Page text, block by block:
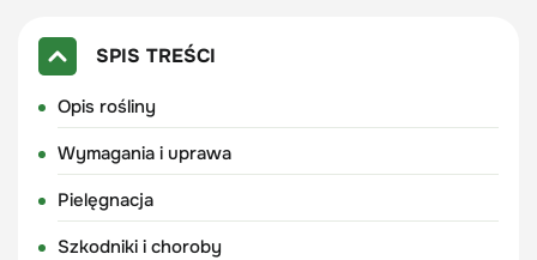
SPIS TREŚCI
Opis rośliny
Wymagania i uprawa
Pielęgnacja
Szkodniki i choroby